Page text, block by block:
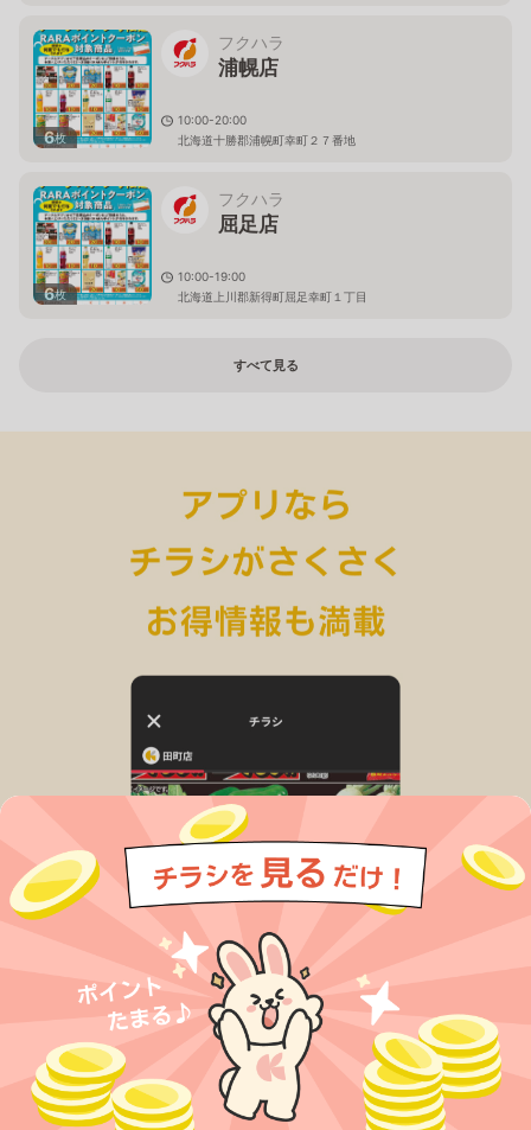
6枚
フクハラ
浦幌店
10:00-20:00
北海道十勝郡浦幌町幸町２７番地
6枚
フクハラ
屈足店
10:00-19:00
北海道上川郡新得町屈足幸町１丁目
すべて見る